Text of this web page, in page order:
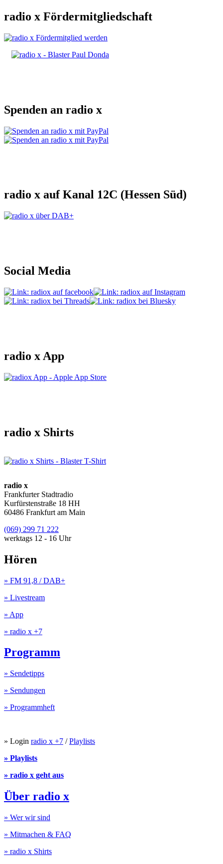
radio x Fördermitgliedschaft
Spenden an radio x
radio x auf Kanal 12C (Hessen Süd)
Social Media
radio x App
radio x Shirts
radio x
Frankfurter Stadtradio
Kurfürstenstraße 18 HH
60486 Frankfurt am Main
(069) 299 71 222
werktags 12 - 16 Uhr
Hören
» FM 91,8 / DAB+
» Livestream
» App
» radio x +7
Programm
» Sendetipps
» Sendungen
» Programmheft
» Login radio x +7 /Playlists
» Playlists
» radio x geht aus
Über radio x
» Wer wir sind
» Mitmachen & FAQ
» radio x Shirts